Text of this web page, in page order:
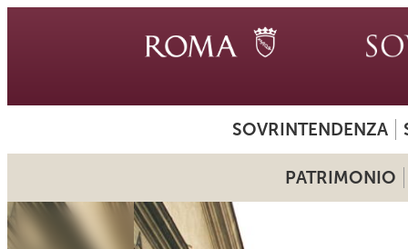
SOVRINTENDENZA
PATRIMONIO